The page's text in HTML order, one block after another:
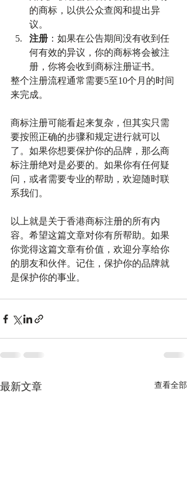
的商标，以供公众查阅和提出异
议。
注册 ：如果在公告期间没有收到任
何有效的异议，你的商标将会被注
册，你将会收到商标注册证书。
整个注册流程通常需要5至10个月的时间
来完成。
商标注册可能看起来复杂，但其实只需
要按照正确的步骤和规定进行就可以
了。如果你想要保护你的品牌，那么商
标注册绝对是必要的。如果你有任何疑
问，或者需要专业的帮助，欢迎随时联
系我们。
以上就是关于香港商标注册的所有内
容。希望这篇文章对你有所帮助。如果
你觉得这篇文章有价值，欢迎分享给你
的朋友和伙伴。记住，保护你的品牌就
是保护你的事业。
最新文章 查看全部